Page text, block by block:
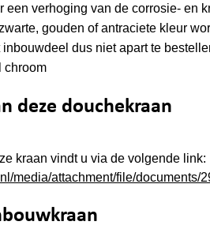
een verhoging van de corrosie- en
gouden of antraciete kleur
inbouwdeel dus niet apart te
chroom
deze douchekraan
kraan vindt u via de volgende link:
media/attachment/file/documents/